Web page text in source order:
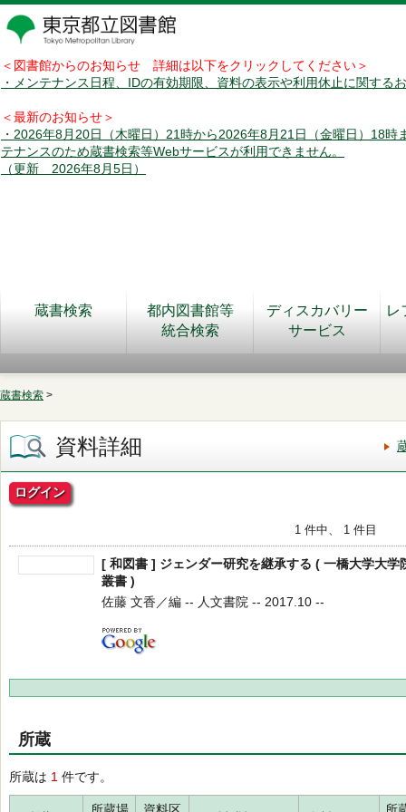
＜図書館からのお知らせ 詳細は以下をクリックしてください＞
・メンテナンス日程、IDの有効期限、資料の表示や利用休止に関する
＜最新のお知らせ＞
・2026年8月20日（木曜日）21時から2026年8月21日（金曜日）18時
テナンスのため蔵書検索等Webサービスが利用できません。
（更新 2026年8月5日）
蔵書検索
都内図書館等
統合検索
ディスカバリー
サービス
レ
蔵書検索 >
資料詳細
ログイン
1 件中、 1 件目
[ 和図書 ] ジェンダー研究を継承する ( 一橋大学大学
叢書 )
佐藤 文香／編 -- 人文書院 -- 2017.10 --
所蔵
所蔵は 1 件です。